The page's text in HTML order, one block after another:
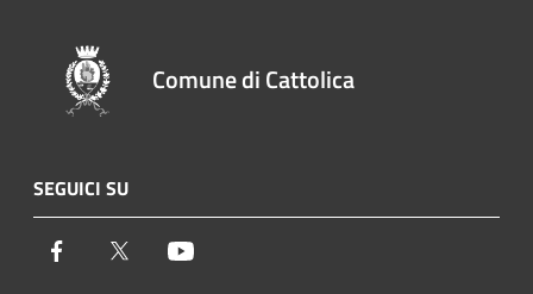
Comune di Cattolica
SEGUICI SU
Facebook Twitter